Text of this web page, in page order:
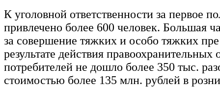
К уголовной ответственности за первое
привлечено более 600 человек. Большая
за совершение тяжких и особо тяжких
результате действия правоохранительных
потребителей не дошло более 350 тыс.
стоимостью более 135 млн. рублей в